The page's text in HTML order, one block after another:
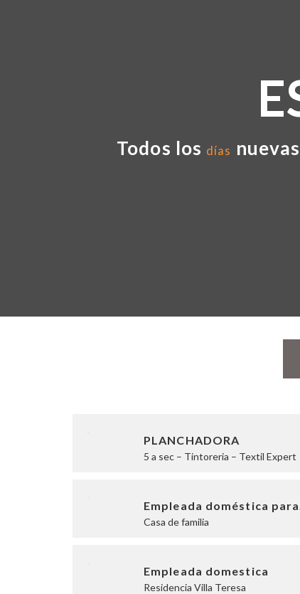
Todos los días
PLANCHADORA
5 a sec – Tintoreria – Textil Expert
Empleada doméstica
Casa de familia
Empleada domestica
Residencia Villa Teresa